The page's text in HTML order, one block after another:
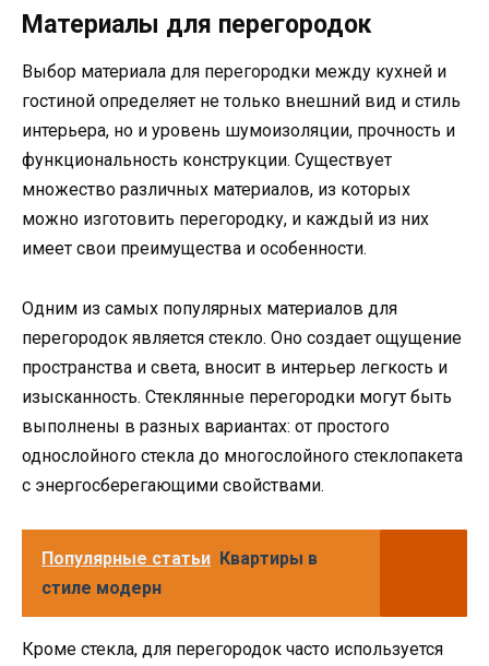
Материалы для перегородок
Выбор материала для перегородки между кухней и
гостиной определяет не только внешний вид и стиль
интерьера, но и уровень шумоизоляции, прочность и
функциональность конструкции. Существует
множество различных материалов, из которых
можно изготовить перегородку, и каждый из них
имеет свои преимущества и особенности.
Одним из самых популярных материалов для
перегородок является стекло. Оно создает ощущение
пространства и света, вносит в интерьер легкость и
изысканность. Стеклянные перегородки могут быть
выполнены в разных вариантах: от простого
однослойного стекла до многослойного стеклопакета
с энергосберегающими свойствами.
Популярные статьи Квартиры в
стиле модерн
Кроме стекла, для перегородок часто используется